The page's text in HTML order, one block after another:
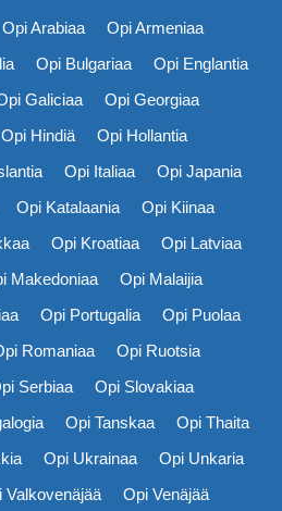
Opi Arabiaa
Opi Armeniaa
Opi Bulgariaa
Opi Englantia
Galiciaa
Opi Georgiaa
Opi Hindiä
Opi Hollantia
Opi Italiaa
Opi Japania
Opi Katalaania
Opi Kiinaa
Opi Kroatiaa
Opi Latviaa
Makedoniaa
Opi Malaijia
Opi Portugalia
Opi Puolaa
Romaniaa
Opi Ruotsia
Serbiaa
Opi Slovakiaa
Opi Tanskaa
Opi Thaita
Opi Ukrainaa
Opi Unkaria
Valkovenäjää
Opi Venäjää